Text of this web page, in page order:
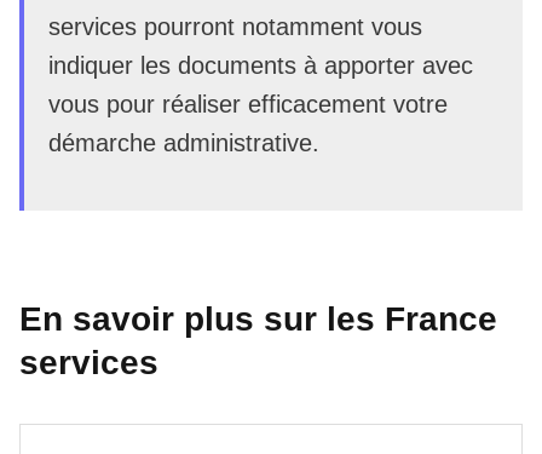
services pourront notamment vous
indiquer les documents à apporter avec
vous pour réaliser efficacement votre
démarche administrative.
En savoir plus sur les France
services